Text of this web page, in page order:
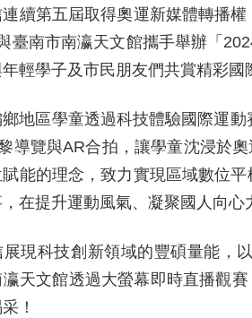
續第五屆取得奧運新媒體轉播
與臺南市南瀛天文館攜手舉辦「
輕學子及市民朋友們共賞精彩國
地區學童透過科技體驗國際運
導覽與AR合拍，讓學童沈浸於
能的理念，致力實現區域數位
在提升運動風氣、凝聚國人向心
展現科技創新領域的豐碩量能，
瀛天文館透過大螢幕即時直播觀
！